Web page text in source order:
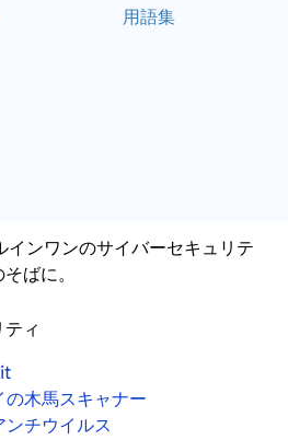
用語集
インワンのサイバーセキュリテ
ばに。
ィ
の木馬スキャナー
ンチウイルス